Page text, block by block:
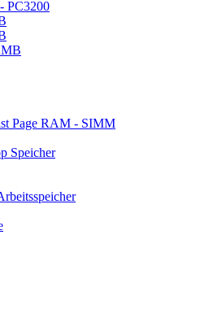
PC3200
Page RAM - SIMM
Speicher